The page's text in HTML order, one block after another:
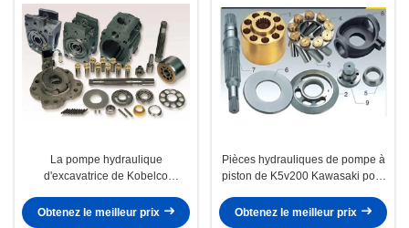
La pompe hydraulique
d'excavatrice de Kobelco
M2X210 disponible
Obtenez le meilleur prix
Pièces hydrauliques de pompe à
piston de K5v200 Kawasaki pour
concret de Liebherr
Obtenez le meilleur prix